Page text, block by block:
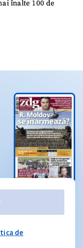
înalte 100 de
de